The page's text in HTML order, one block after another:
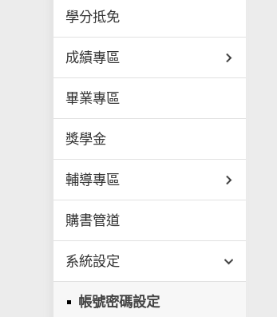
學分抵免
成績專區
畢業專區
獎學金
輔導專區
購書管道
系統設定
帳號密碼設定